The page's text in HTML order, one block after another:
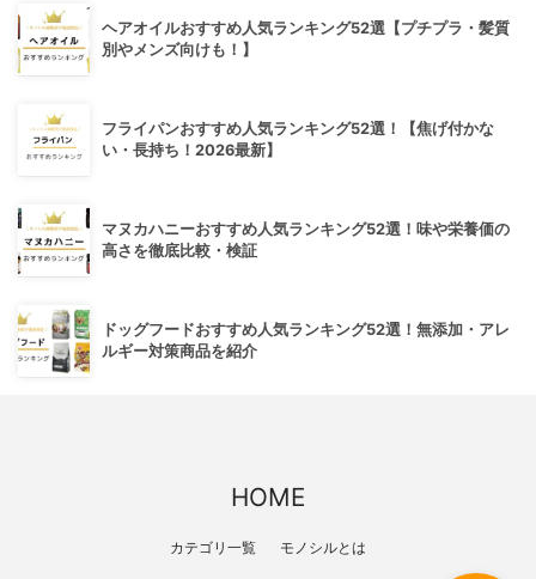
ヘアオイルおすすめ人気ランキング52選【プチプラ・髪質
別やメンズ向けも！】
フライパンおすすめ人気ランキング52選！【焦げ付かな
い・長持ち！2026最新】
マヌカハニーおすすめ人気ランキング52選！味や栄養価の
高さを徹底比較・検証
ドッグフードおすすめ人気ランキング52選！無添加・アレ
ルギー対策商品を紹介
HOME
カテゴリ一覧 モノシルとは